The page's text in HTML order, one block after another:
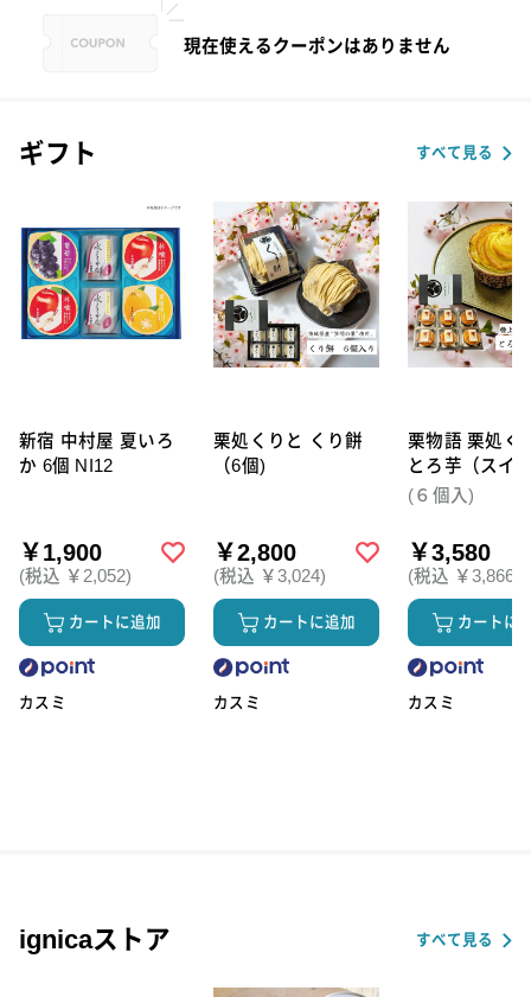
現在使えるクーポンはありません
ギフト すべて見る
新宿 中村屋 夏いろ
か 6個 NI12
￥1,900
(税込 ￥2,052)
カートに追加
カスミ
栗処くりと くり餅
（6個)
￥2,800
(税込 ￥3,024)
カートに追加
カスミ
栗物語 栗処く
とろ芋（スイ
テト）6個セッ
(６個入)
￥3,580
(税込 ￥3,866)
カートに
カスミ
ignicaストア すべて見る